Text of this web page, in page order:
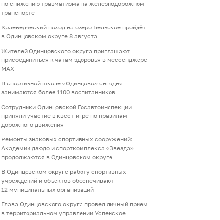
по снижению травматизма на железнодорожном
транспорте
Краеведческий поход на озеро Бельское пройдёт
в Одинцовском округе 8 августа
Жителей Одинцовского округа приглашают
присоединиться к чатам здоровья в мессенджере
МАХ
В спортивной школе «Одинцово» сегодня
занимаются более 1100 воспитанников
Сотрудники Одинцовской Госавтоинспекции
приняли участие в квест-игре по правилам
дорожного движения
Ремонты знаковых спортивных сооружений:
Академии дзюдо и спорткомплекса «Звезда»
продолжаются в Одинцовском округе
В Одинцовском округе работу спортивных
учреждений и объектов обеспечивают
12 муниципальных организаций
Глава Одинцовского округа провел личный прием
в территориальном управлении Успенское